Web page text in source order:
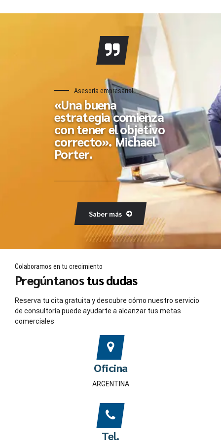
Asesoría empresarial
«Una buena
estrategia comienza
con tener el objetivo
correcto». Michael
Porter.
Saber más
Colaboramos en tu crecimiento
Pregúntanostus dudas
Reserva tu cita gratuita y descubre cómo nuestro servicio
de consultoría puede ayudarte a alcanzar tus metas
comerciales
Oficina
ARGENTINA
Tel.